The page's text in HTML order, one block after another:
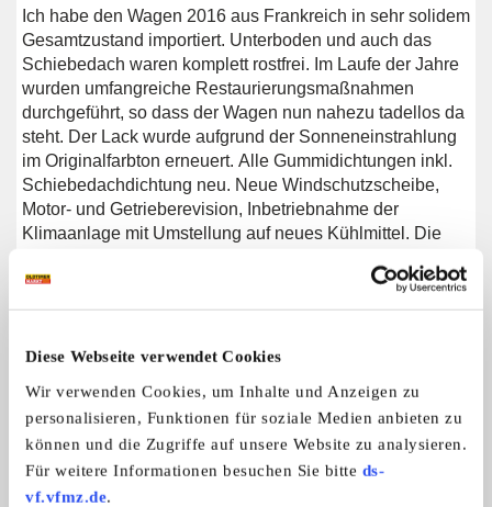
Diese Webseite verwendet Cookies
Wir verwenden Cookies, um Inhalte und Anzeigen zu
personalisieren, Funktionen für soziale Medien anbieten zu
können und die Zugriffe auf unsere Website zu analysieren.
Für weitere Informationen besuchen Sie bitte ds-
vf.vfmz.de.
Ich habe den Wagen 2016 aus Frankreich in sehr solidem
Gesamtzustand importiert. Unterboden und auch das
Schiebedach waren komplett rostfrei. Im Laufe der Jahre
wurden umfangreiche Restaurierungsmaßnahmen
durchgeführt, so dass der Wagen nun nahezu tadellos da
steht. Der Lack wurde aufgrund der Sonneneinstrahlung
im Originalfarbton erneuert. Alle Gummidichtungen inkl.
Schiebedachdichtung neu. Neue Windschutzscheibe,
Motor- und Getrieberevision, Inbetriebnahme der
Klimaanlage mit Umstellung auf neues Kühlmittel. Die
Schlachtwagen entnommen. Die originalen mit kleinen
Rissen sind noch vorhanden. Der Wagen fährt uns
Rechnungen als Dokumentation vorhanden. Die Arbeiten
Koblenz durchgeführt.
Bei weiteren Fragen gerne melden